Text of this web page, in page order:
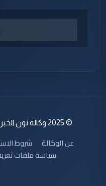
© 2025 وكالة نون الخبرية. جميع الحقوق محفوظة.
عن الوكالة شروط
سياسة ملفات